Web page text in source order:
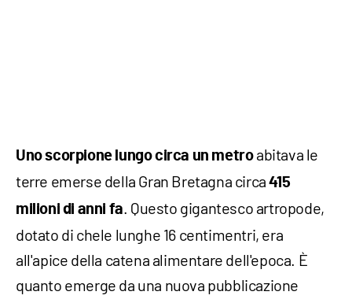
Uno scorpione lungo circa un metroabitava le
terre emerse della Gran Bretagna circa415
milioni di anni fa. Questo gigantesco artropode,
dotato di chele lunghe 16 centimentri, era
all'apice della catena alimentare dell'epoca. È
quanto emerge da una nuova pubblicazione